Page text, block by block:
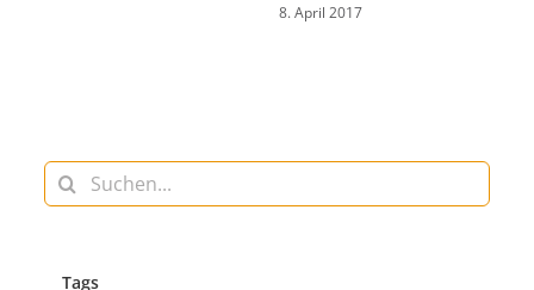
8. April 2017
Suche
nach:
Tags